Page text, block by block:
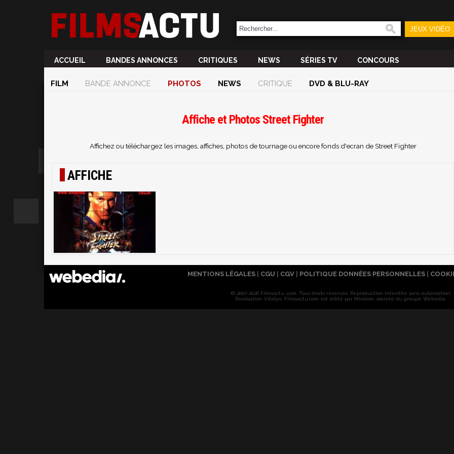
JEUX VIDÉO
ACCUEIL BANDES ANNONCES CRITIQUES NEWS SÉRIES TV CONCOURS
FILM BANDE ANNONCE PHOTOS NEWS CRITIQUE DVD & BLU-RAY
Affiche et Photos Street Fighter
Affichez ou téléchargez les images, affiches, photos de tournage ou encore fonds d'ecran de Street Fighter
AFFICHE
MENTIONS LÉGALES CGU CGV POLITIQUE DONNÉES PERSONNELLES
© 2007-2026 Filmsactu .com. Tous droits réservés. Reproduction interdite sans autorisation.
Réalisation Vitalyn . Filmsactu .com est édité par Mixicom, société du groupe Webedia.